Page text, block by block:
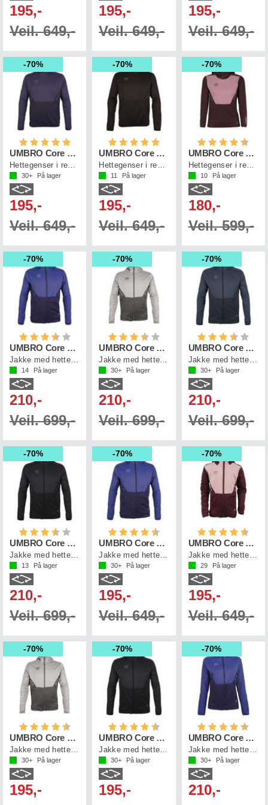
195,-
Veil. 649,-
195,-
Veil. 649,-
195,-
Veil. 649,-
70%
Karakter: 5.0 av 5 mulige
UMBRO Core Tech Hoodie
Hettegenser i resirkulert polyester
30+ På lager
195,-
Veil. 649,-
70%
Karakter: 5.0 av 5 mulige
UMBRO Core Tech Hoodie
Hettegenser i resirkulert polyester
11 På lager
195,-
Veil. 649,-
70%
Karakter:
UMBRO Core Tech Hoodie Jr
Hettegenser i resirkulert polyester
10 På lager
180,-
Veil. 599,-
70%
Karakter: 3.6 av 5 mulige
UMBRO Core Tech Hood Zip
Jakke med hette, i resirkulert polyester
14 På lager
210,-
Veil. 699,-
70%
Karakter: 3.6 av 5 mulige
UMBRO Core Tech Hood Zip
Jakke med hette, i resirkulert polyester
30+ På lager
210,-
Veil. 699,-
70%
Karakter:
UMBRO Core Tech Hood Zip
Jakke med hette, i resirkulert polyester
30+ På lager
210,-
Veil. 699,-
70%
Karakter: 3.6 av 5 mulige
UMBRO Core Tech Hood Zip
Jakke med hette, i resirkulert polyester
13 På lager
210,-
Veil. 699,-
70%
Karakter: 4.5 av 5 mulige
UMBRO Core Tech Hood Zip Jr
30+ På lager
195,-
Veil. 649,-
70%
Karakter:
UMBRO Core Tech Hood Zip Jr
29 På lager
195,-
Veil. 649,-
70%
Karakter: 4.5 av 5 mulige
UMBRO Core Tech Hood Zip Jr
Jakke med hette, i resirkulert polyester
30+ På lager
195,-
70%
Karakter: 4.5 av 5 mulige
UMBRO Core Tech Hood Zip Jr
Jakke med hette, i resirkulert polyester
30+ På lager
195,-
70%
Karakter:
UMBRO Core Tech Hood Zip W
Jakke med hette, i resirkulert polyester
30+ På lager
210,-